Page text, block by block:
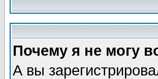
Почему я не могу
А вы